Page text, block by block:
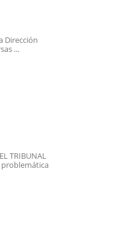
Dirección
...
TRIBUNAL
problemática